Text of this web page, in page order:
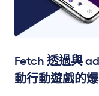
Fetch 透過與
動行動遊戲的